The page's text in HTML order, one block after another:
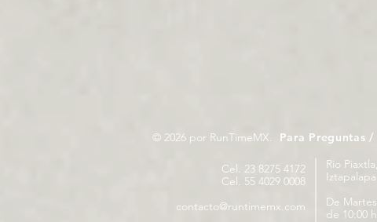
© 2026 por RunTimeMX. Para Preguntas /
Rio
De
de 10:00
Cel. 23 8275 4172
Cel. 55 4029 0008
contacto@runtimemx.com